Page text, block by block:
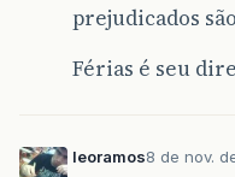
prejudicados
Férias é seu
leoramos8 de nov.